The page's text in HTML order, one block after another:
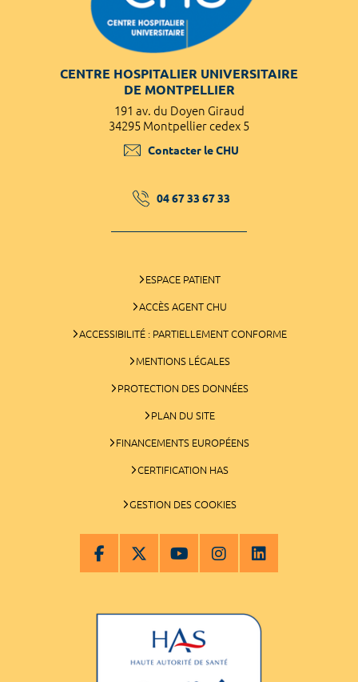
CENTRE HOSPITALIER UNIVERSITAIRE
DE MONTPELLIER
191 av. du Doyen Giraud
34295 Montpellier cedex 5
Contacter le CHU
04 67 33 67 33
ESPACE PATIENT
ACCÈS AGENT CHU
ACCESSIBILITÉ : PARTIELLEMENT CONFORME
MENTIONS LÉGALES
PROTECTION DES DONNÉES
PLAN DU SITE
FINANCEMENTS EUROPÉENS
CERTIFICATION HAS
GESTION DES COOKIES